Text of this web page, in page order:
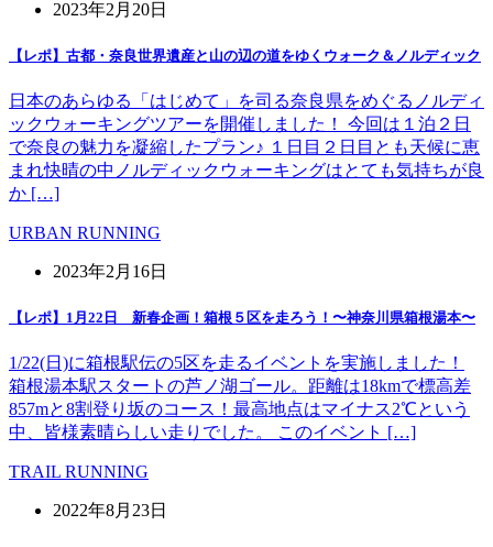
2023年2月20日
【レポ】古都・奈良世界遺産と山の辺の道をゆくウォーク＆ノルディック
日本のあらゆる「はじめて」を司る奈良県をめぐるノルディ
ックウォーキングツアーを開催しました！ 今回は１泊２日
で奈良の魅力を凝縮したプラン♪ １日目２日目とも天候に恵
まれ快晴の中ノルディックウォーキングはとても気持ちが良
か […]
URBAN RUNNING
2023年2月16日
【レポ】1月22日 新春企画！箱根５区を走ろう！〜神奈川県箱根湯本〜
1/22(日)に箱根駅伝の5区を走るイベントを実施しました！
箱根湯本駅スタートの芦ノ湖ゴール。距離は18kmで標高差
857mと8割登り坂のコース！最高地点はマイナス2℃という
中、皆様素晴らしい走りでした。 このイベント […]
TRAIL RUNNING
2022年8月23日